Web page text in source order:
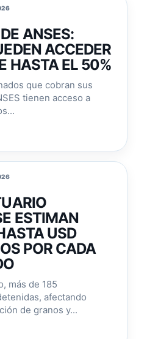
ANSES:
ACCEDER
HASTA EL 50%
que cobran sus
tienen acceso a
ESTIMAN
USD
POR CADA
más de 185
afectando
de granos y...